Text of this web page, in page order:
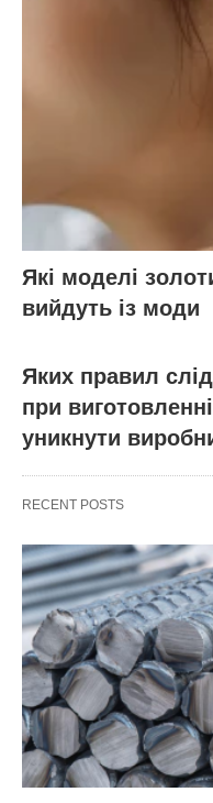
Які моделі
вийдуть із моди
Яких правил
при
уникнути
RECENT POSTS